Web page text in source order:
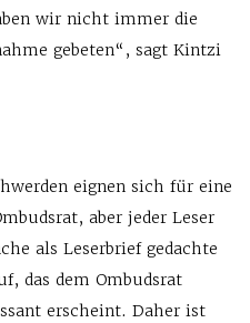
wir nicht immer die
gebeten“, sagt Kintzi
eignen sich für eine
aber jeder Leser
als Leserbrief gedachte
das dem Ombudsrat
erscheint. Daher ist